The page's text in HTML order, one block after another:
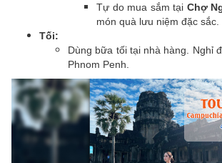
Tự do mua sắm tại Chợ
món quà lưu niệm đặc sắc.
Tối:
Dùng bữa tối tại nhà hàng. Nghỉ
Phnom Penh.